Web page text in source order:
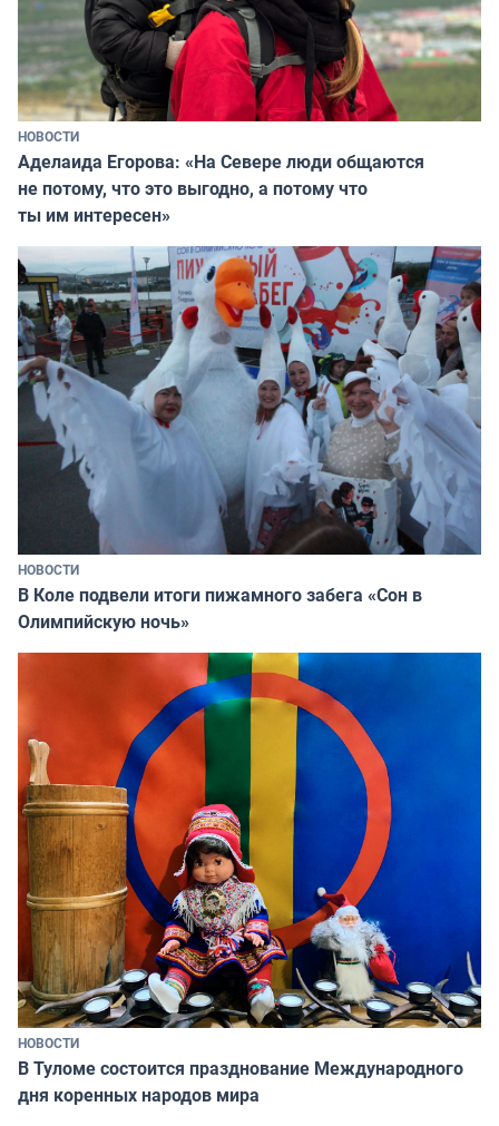
НОВОСТИ
Аделаида Егорова: «На Севере люди общаются
не потому, что это выгодно, а потому что
ты им интересен»
НОВОСТИ
В Коле подвели итоги пижамного забега «Сон в
Олимпийскую ночь»
НОВОСТИ
В Туломе состоится празднование Международного
дня коренных народов мира